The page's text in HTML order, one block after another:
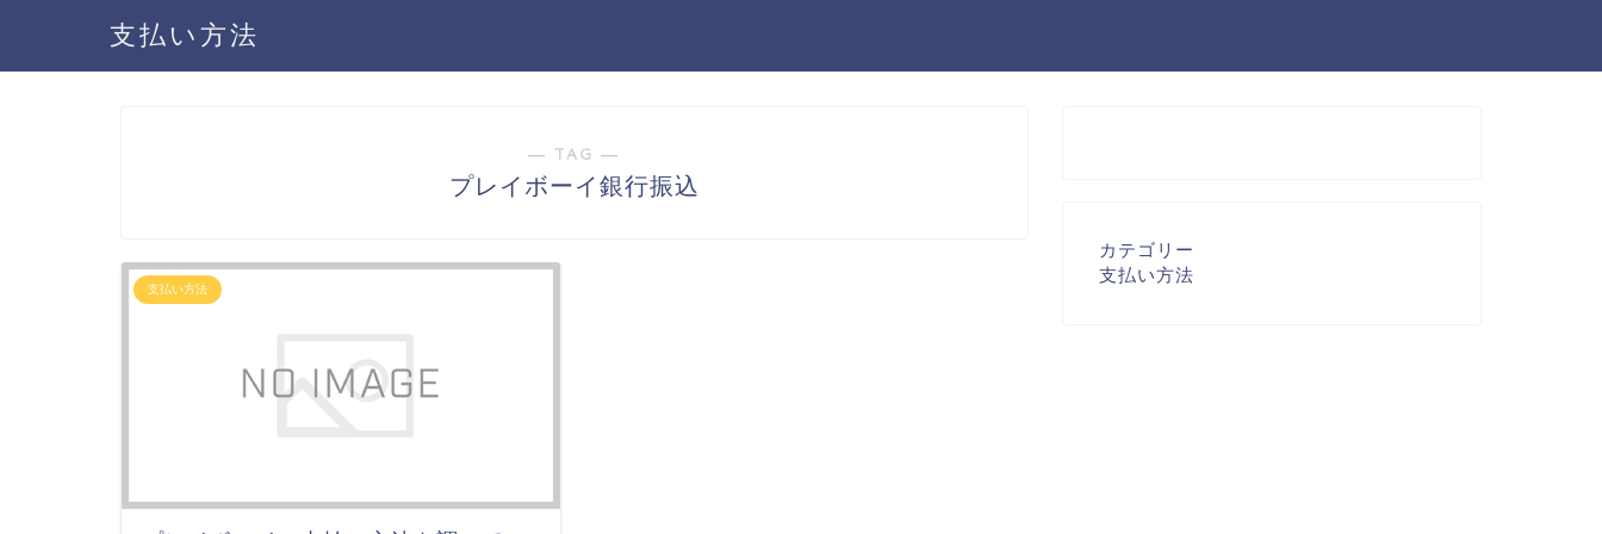
支払い方法
― TAG ―
プレイボーイ銀行振込
支払い方法
カテゴリー
支払い方法